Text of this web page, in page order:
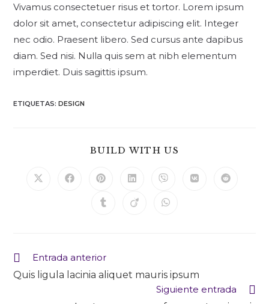
Vivamus consectetuer risus et tortor. Lorem ipsum
dolor sit amet, consectetur adipiscing elit. Integer
nec odio. Praesent libero. Sed cursus ante dapibus
diam. Sed nisi. Nulla quis sem at nibh elementum
imperdiet. Duis sagittis ipsum.
ETIQUETAS:DESIGN
BUILD WITH US
Entrada anterior
Quis ligula lacinia aliquet mauris ipsum
Siguiente entrada